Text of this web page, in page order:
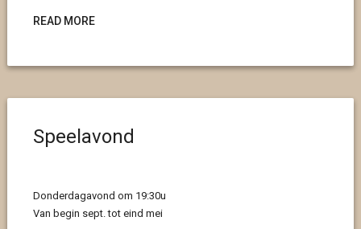
READ MORE
Speelavond
Donderdagavond om 19:30u
Van begin sept. tot eind mei